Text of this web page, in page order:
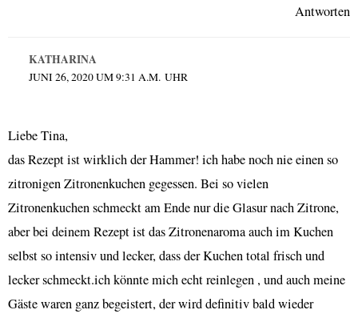
Antworten
KATHARINA
JUNI 26, 2020 UM 9:31 A.M. UHR
Liebe Tina,
das Rezept ist wirklich der Hammer! ich habe noch nie einen so
zitronigen Zitronenkuchen gegessen. Bei so vielen
Zitronenkuchen schmeckt am Ende nur die Glasur nach Zitrone,
aber bei deinem Rezept ist das Zitronenaroma auch im Kuchen
selbst so intensiv und lecker, dass der Kuchen total frisch und
lecker schmeckt.ich könnte mich echt reinlegen , und auch meine
Gäste waren ganz begeistert, der wird definitiv bald wieder